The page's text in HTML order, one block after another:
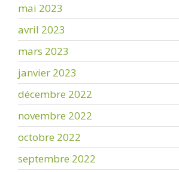
mai 2023
avril 2023
mars 2023
janvier 2023
décembre 2022
novembre 2022
octobre 2022
septembre 2022